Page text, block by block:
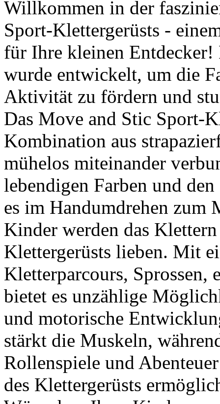
Willkommen in der
Sport-Klettergerüsts -
für Ihre kleinen Entdecker!
wurde entwickelt, um die
Aktivität zu fördern und
Das Move and Stic Sport-
Kombination aus
mühelos miteinander
lebendigen Farben und
es im Handumdrehen zum
Kinder werden das
Klettergerüsts lieben. Mit
Kletterparcours, Sprossen,
bietet es unzählige
und motorische
stärkt die Muskeln,
Rollenspiele und
des Klettergerüsts